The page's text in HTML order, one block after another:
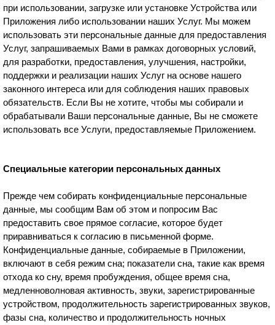
при использовании, загрузке или установке Устройства или
Приложения либо использовании наших Услуг. Мы можем
использовать эти персональные данные для предоставления
Услуг, запрашиваемых Вами в рамках договорных условий,
для разработки, предоставления, улучшения, настройки,
поддержки и реализации наших Услуг на основе нашего
законного интереса или для соблюдения наших правовых
обязательств. Если Вы не хотите, чтобы мы собирали и
обрабатывали Ваши персональные данные, Вы не сможете
использовать все Услуги, предоставляемые Приложением.
Специальные категории персональных данных
Прежде чем собирать конфиденциальные персональные
данные, мы сообщим Вам об этом и попросим Вас
предоставить свое прямое согласие, которое будет
приравниваться к согласию в письменной форме.
Конфиденциальные данные, собираемые в Приложении,
включают в себя режим сна; показатели сна, такие как время
отхода ко сну, время пробуждения, общее время сна,
медленноволновая активность, звуки, зарегистрированные
устройством, продолжительность зарегистрированных звуков,
фазы сна, количество и продолжительность ночных